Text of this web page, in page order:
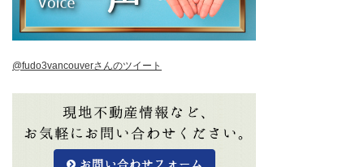
@fudo3vancouverさんのツイート